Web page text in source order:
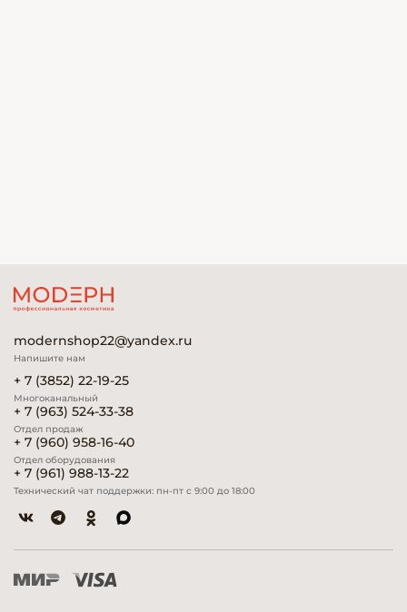
modernshop22@yandex.ru
Напишите нам
+ 7 (3852) 22-19-25
Многоканальный
+ 7 (963) 524-33-38
Отдел продаж
+ 7 (960) 958-16-40
Отдел оборудования
+ 7 (961) 988-13-22
Технический чат поддержки: пн-пт с 9:00 до 18:00